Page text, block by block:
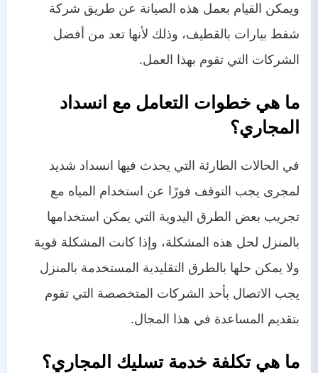
ويمكن القيام بعمل هذه الصيانة عن طريق شركة
شفط بيارات بالقطيف، وذلك لأنها تعد من أفضل
الشركات التي تقوم بهذا العمل.
ما هي خطوات التعامل مع انسداد
المجاري؟
في الحالات الطارئة التي يحدث فيها انسداد شديد
لمجرى يجب التوقف فورًا عن استخدام المياه مع
تجريب بعض الطرق اليدوية التي يمكن استخدامها
بالمنزل لحل هذه المشكلة، وإذا كانت المشكلة قوية
ولا يمكن حلها بالطرق التقليدية المستخدمة بالمنزل
يجب الاتصال بأحد الشركات المتخصصة التي تقوم
بتقديم المساعدة في هذا المجال.
ما هي تكلفة خدمة تسليك المجاري؟